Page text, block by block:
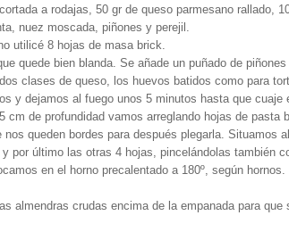
a rodajas, 50 gr de queso parmesano rallado,
nuez moscada, piñones y perejil.
utilicé 8 hojas de masa brick.
quede bien blanda. Se añade un puñado de
clases de queso, los huevos batidos como para
y dejamos al fuego unos 5 minutos hasta que cuaje
cm de profundidad vamos arreglando hojas de pasta
queden bordes para después plegarla. Situamos
por último las otras 4 hojas, pincelándolas también
en el horno precalentado a 180º, según
almendras crudas encima de la empanada para que